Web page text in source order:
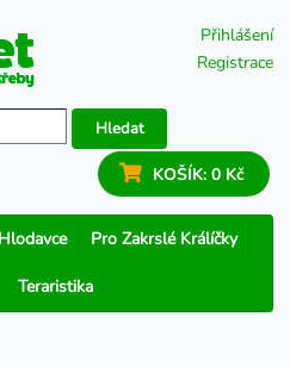
Přihlášení
Registrace
Hledat
KOŠÍK: 0 Kč
Pro Zakrslé Králíčky
Teraristika